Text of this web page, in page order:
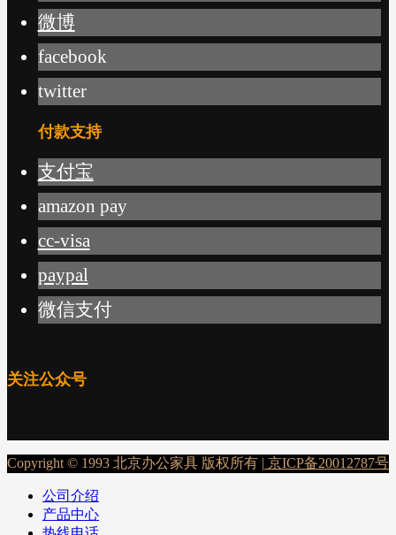
微博
facebook
twitter
付款支持
支付宝
amazon pay
cc-visa
paypal
微信支付
关注公众号
Copyright © 1993 北京办公家具 版权所有 | 京ICP备20012787号
公司介绍
产品中心